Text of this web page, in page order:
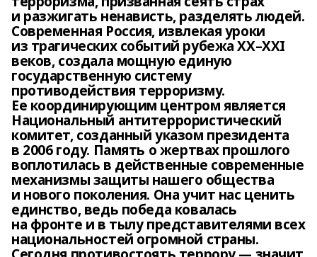
и разжигать ненависть, разделять людей.
Современная Россия, извлекая уроки
из трагических событий рубежа XX–XXI
веков, создала мощную единую
государственную систему
противодействия терроризму.
Ее координирующим центром является
Национальный антитеррористический
комитет, созданный указом президента
в 2006 году. Память о жертвах прошлого
воплотилась в действенные современные
механизмы защиты нашего общества
и нового поколения. Она учит нас ценить
единство, ведь победа ковалась
на фронте и в тылу представителями всех
национальностей огромной страны.